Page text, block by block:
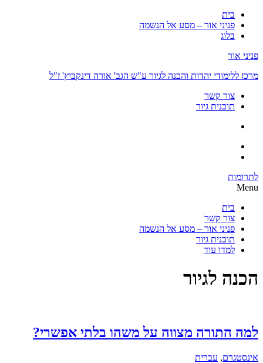
בית
פניני אור – מסע אל הנשמה
בלוג
אור
ללימודי יהדות והכנה לגיור ע"ש הגב' אורה דינקביץ' ז"ל
צור קשר
תוכנית גיור
בית
צור קשר
פניני אור – מסע אל הנשמה
תוכנית גיור
למדו עוד
לגיור
התורה מצווה על משהו בלתי אפשרי?
,עברית